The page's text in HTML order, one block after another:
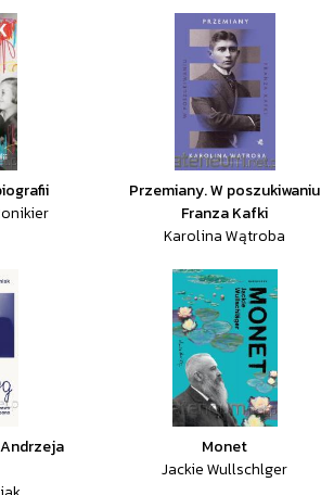
Przemiany. W poszukiwaniu
Franza Kafki
Karolina Wątroba
Monet
Jackie Wullschlger